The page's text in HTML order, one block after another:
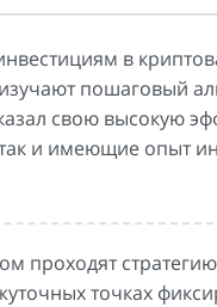
в
пошаговый
свою высокую
и имеющие опыт
проходят
точках